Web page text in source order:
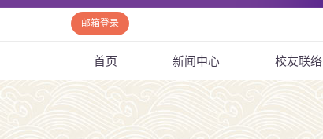
邮箱登录
首页 新闻中心 校友联络